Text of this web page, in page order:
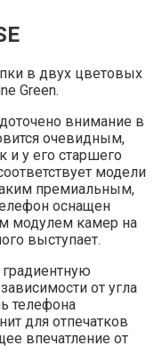
в двух цветовых
Green.
внимание в
очевидным,
и у его старшего
модели
премиальным,
оснащен
модулем камер на
выступает.
от угла
телефона
для отпечатков
впечатление от